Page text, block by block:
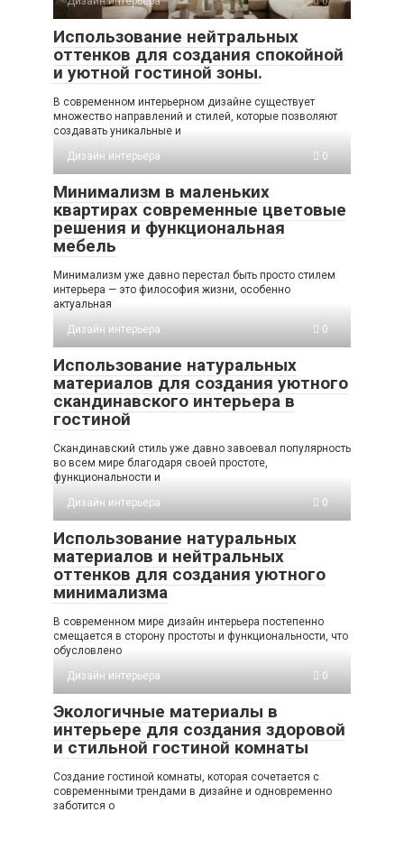
Использование нейтральных
оттенков для создания спокойной
и уютной гостиной зоны.
В современном интерьерном дизайне существует
множество направлений и стилей, которые позволяют
создавать уникальные и
Дизайн интерьера
0
Минимализм в маленьких
квартирах современные цветовые
решения и функциональная
мебель
Минимализм уже давно перестал быть просто стилем
интерьера — это философия жизни, особенно
актуальная
Дизайн интерьера
0
Использование натуральных
материалов для создания уютного
скандинавского интерьера в
гостиной
Скандинавский стиль уже давно завоевал популярность
во всем мире благодаря своей простоте,
функциональности и
Дизайн интерьера
0
Использование натуральных
материалов и нейтральных
оттенков для создания уютного
минимализма
В современном мире дизайн интерьера постепенно
смещается в сторону простоты и функциональности, что
обусловлено
Дизайн интерьера
0
Экологичные материалы в
интерьере для создания здоровой
и стильной гостиной комнаты
Создание гостиной комнаты, которая сочетается с
современными трендами в дизайне и одновременно
заботится о